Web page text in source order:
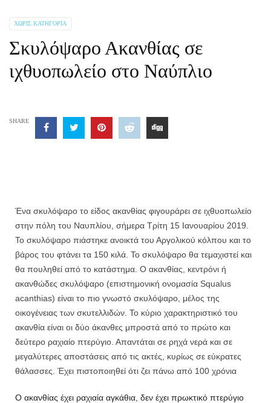
ΧΩΡΊΣ ΚΑΤΗΓΟΡΊΑ
Σκυλόψαρο Ακανθίας σε
ιχθυοπωλείο στο Ναύπλιο
SHARE
Ένα σκυλόψαρο το είδος ακανθίας φιγουράρει σε ιχθυοπωλείο
στην πόλη του Ναυπλίου, σήμερα Τρίτη 15 Ιανουαρίου 2019.
Το σκυλόψαρο πιάστηκε ανοικτά του Αργολικού κόλπου και το
βάρος του φτάνει τα 150 κιλά. Το σκυλόψαρο θα τεμαχιστεί και
θα πουληθεί από το κατάστημα. Ο ακανθίας, κεντρόνι ή
ακανθώδες σκυλόψαρο (επιστημονική ονομασία Squalus
acanthias) είναι το πιο γνωστό σκυλόψαρο, μέλος της
οικογένειας των σκυτελλιδών. Το κύριο χαρακτηριστικό του
ακανθία είναι οι δύο άκανθες μπροστά από το πρώτο και
δεύτερο ραχιαίο πτερύγιο. Απαντάται σε ρηχά νερά και σε
μεγαλύτερες αποστάσεις από τις ακτές, κυρίως σε εύκρατες
θάλασσες. Έχει πιστοποιηθεί ότι ζει πάνω από 100 χρόνια
O ακανθίας έχει ραχιαία αγκάθια, δεν έχει πρωκτικό πτερύγιο